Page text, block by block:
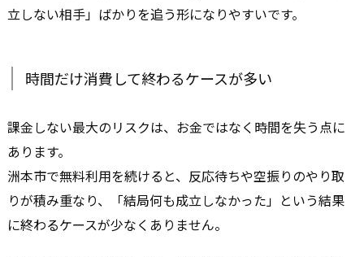
立しない相手」ばかりを追う形になりやすいです。
時間だけ消費して終わるケースが多い
課金しない最大のリスクは、お金ではなく時間を失う点に
あります。
洲本市で無料利用を続けると、反応待ちや空振りのやり取
りが積み重なり、「結局何も成立しなかった」という結果
に終わるケースが少なくありません。